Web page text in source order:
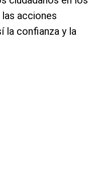
acciones
la confianza y la